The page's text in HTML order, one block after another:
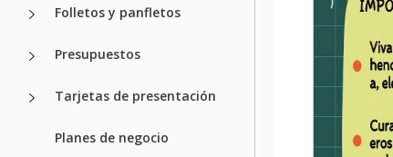
Folletos y panfletos
Presupuestos
Tarjetas de presentación
Planes de negocio